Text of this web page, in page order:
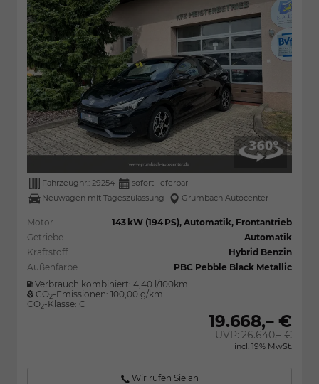
Fahrzeugnr.: 29254
sofort lieferbar
Neuwagen mit Tageszulassung
Grumbach Autocenter
Motor
143 kW (194 PS), Automatik, Frontantrieb
Getriebe
Automatik
Kraftstoff
Hybrid Benzin
Außenfarbe
PBC Pebble Black Metallic
Verbrauch kombiniert: 4,40 l/100km
CO2-Emissionen: 100,00 g/km
CO2-Klasse: C
19.668,– €
UVP:26.640,– €
incl. 19% MwSt.
Wir rufen Sie an